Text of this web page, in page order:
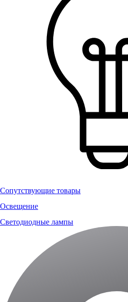
Сопутствующие товары
Освещение
Светодиодные лампы